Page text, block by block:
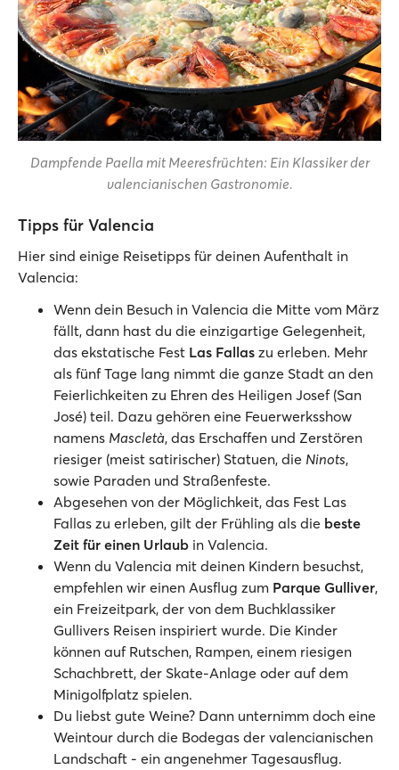
Dampfende Paella mit Meeresfrüchten: Ein Klassiker der
valencianischen Gastronomie.
Tipps für Valencia
Hier sind einige Reisetipps für deinen Aufenthalt in
Valencia:
Wenn dein Besuch in Valencia die Mitte vom März
fällt, dann hast du die einzigartige Gelegenheit,
das ekstatische Fest Las Fallas zu erleben. Mehr
als fünf Tage lang nimmt die ganze Stadt an den
Feierlichkeiten zu Ehren des Heiligen Josef (San
José) teil. Dazu gehören eine Feuerwerksshow
namens Mascletà, das Erschaffen und Zerstören
riesiger (meist satirischer) Statuen, die Ninots,
sowie Paraden und Straßenfeste.
Abgesehen von der Möglichkeit, das Fest Las
Fallas zu erleben, gilt der Frühling als die beste
Zeit für einen Urlaub in Valencia.
Wenn du Valencia mit deinen Kindern besuchst,
empfehlen wir einen Ausflug zum Parque Gulliver,
ein Freizeitpark, der von dem Buchklassiker
Gullivers Reisen inspiriert wurde. Die Kinder
können auf Rutschen, Rampen, einem riesigen
Schachbrett, der Skate-Anlage oder auf dem
Minigolfplatz spielen.
Du liebst gute Weine? Dann unternimm doch eine
Weintour durch die Bodegas der valencianischen
Landschaft - ein angenehmer Tagesausflug.